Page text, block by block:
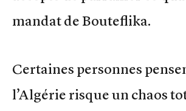
mandat de Bouteflika.
Certaines personnes
l’Algérie risque un chaos